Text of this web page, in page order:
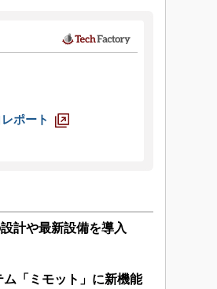
ポート
計や最新設備を導入
「ミモット」に新機能